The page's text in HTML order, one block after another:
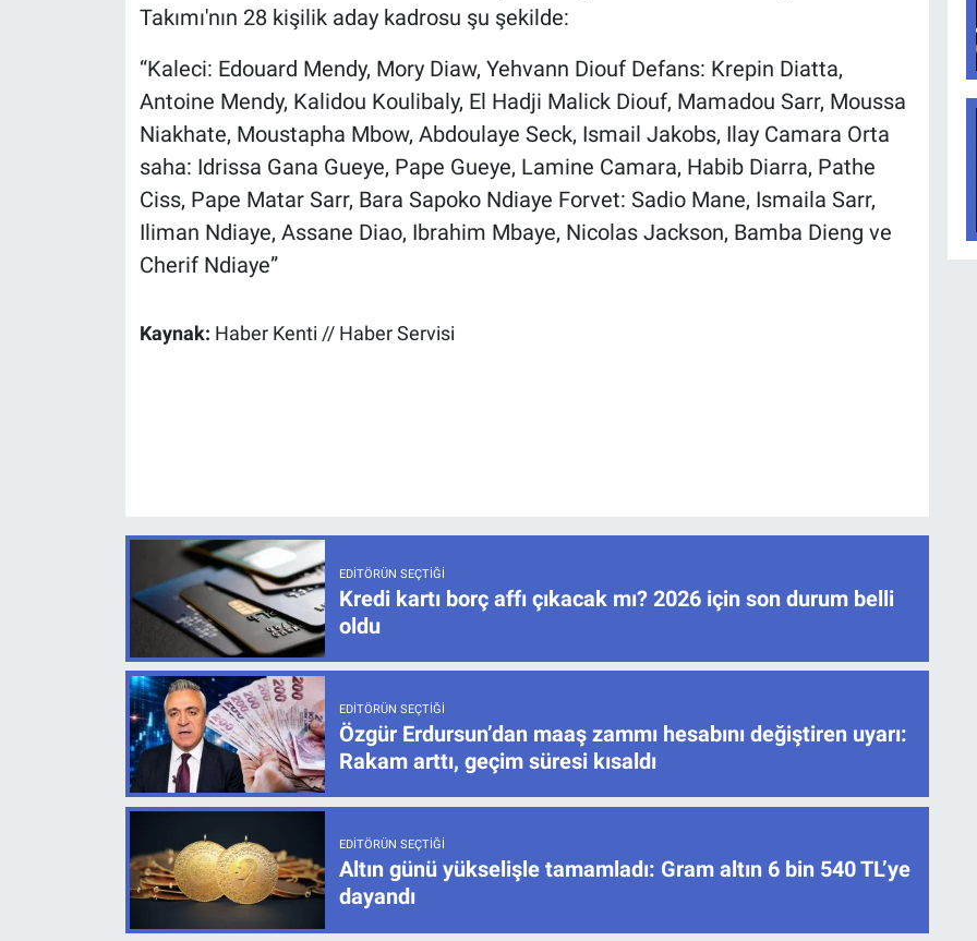
Takımı'nın 28 kişilik aday kadrosu şu şekilde:
“Kaleci: Edouard Mendy, Mory Diaw, Yehvann Diouf Defans: Krepin Diatta,
Antoine Mendy, Kalidou Koulibaly, El Hadji Malick Diouf, Mamadou Sarr, Moussa
Niakhate, Moustapha Mbow, Abdoulaye Seck, Ismail Jakobs, Ilay Camara Orta
saha: Idrissa Gana Gueye, Pape Gueye, Lamine Camara, Habib Diarra, Pathe
Ciss, Pape Matar Sarr, Bara Sapoko Ndiaye Forvet: Sadio Mane, Ismaila Sarr,
Iliman Ndiaye, Assane Diao, Ibrahim Mbaye, Nicolas Jackson, Bamba Dieng ve
Cherif Ndiaye”
Kaynak: Haber Kenti // Haber Servisi
EDITÖRÜN SEÇTIĞI
Kredi kartı borç affı çıkacak mı? 2026 için son durum belli
oldu
EDITÖRÜN SEÇTIĞI
Özgür Erdursun’dan maaş zammı hesabını değiştiren uyarı:
Rakam arttı, geçim süresi kısaldı
EDITÖRÜN SEÇTIĞI
Altın günü yükselişle tamamladı: Gram altın 6 bin 540 TL’ye
dayandı